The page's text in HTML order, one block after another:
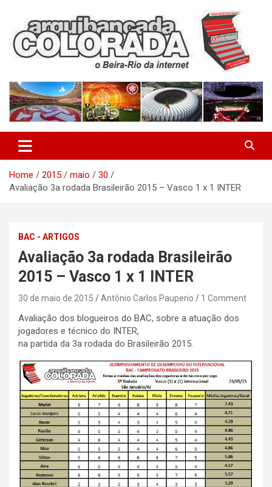
content
Arquibancada Colorada
Home 2015 maio
30
Avaliação 3a rodada Brasileirão 2015 – Vasco 1 x 1 INTER
BAC - ARTIGOS
Avaliação 3a rodada Brasileirão
2015 – Vasco 1 x 1 INTER
30 de maio de 2015 Antônio Carlos Pauperio 1 Comment
Avaliação dos blogueiros do BAC, sobre a atuação dos
jogadores e técnico do INTER,
na partida da 3a rodada do Brasileirão 2015.